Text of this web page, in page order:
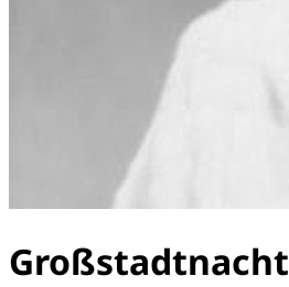
Großstadtnacht